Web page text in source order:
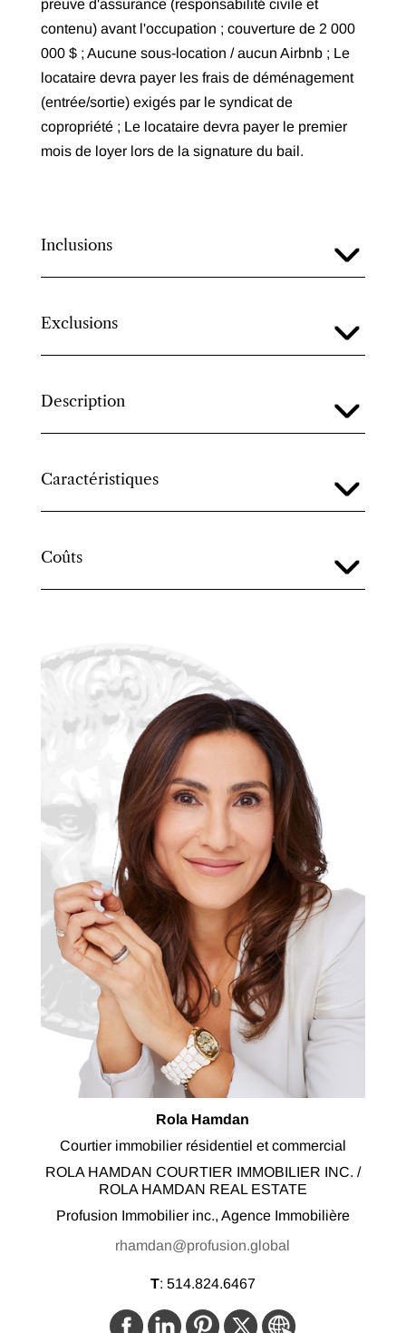
preuve d'assurance (responsabilité civile et
contenu) avant l'occupation ; couverture de 2 000
000 $ ; Aucune sous-location / aucun Airbnb ; Le
locataire devra payer les frais de déménagement
(entrée/sortie) exigés par le syndicat de
copropriété ; Le locataire devra payer le premier
mois de loyer lors de la signature du bail.
Inclusions
Exclusions
Description
Caractéristiques
Coûts
Rola Hamdan
Courtier immobilier résidentiel et commercial
ROLA HAMDAN COURTIER IMMOBILIER INC. /
ROLA HAMDAN REAL ESTATE
Profusion Immobilier inc., Agence Immobilière
rhamdan@profusion.global
T: 514.824.6467